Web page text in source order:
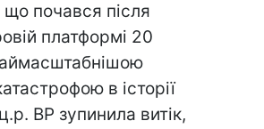
почався після
платформі 20
в історії
ВР зупинила витік,